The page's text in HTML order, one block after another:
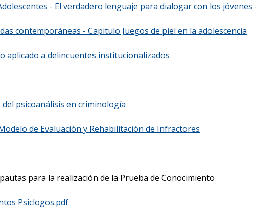
- El verdadero lenguaje para dialogar con los
contemporáneas - Capitulo Juegos de piel en la adolescencia
aplicado a delincuentes institucionalizados
psicoanálisis en criminología
de Evaluación y Rehabilitación de Infractores
para la realización de la Prueba de Conocimiento
Psiclogos.pdf